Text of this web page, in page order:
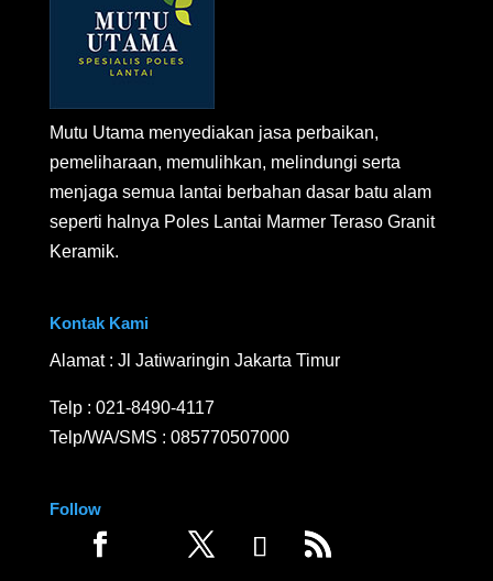
Mutu Utama menyediakan jasa perbaikan,
pemeliharaan, memulihkan, melindungi serta
menjaga semua lantai berbahan dasar batu alam
seperti halnya Poles Lantai Marmer Teraso Granit
Keramik.
Kontak Kami
Alamat : Jl Jatiwaringin Jakarta Timur
Telp : 021-8490-4117
Telp/WA/SMS : 085770507000
Follow